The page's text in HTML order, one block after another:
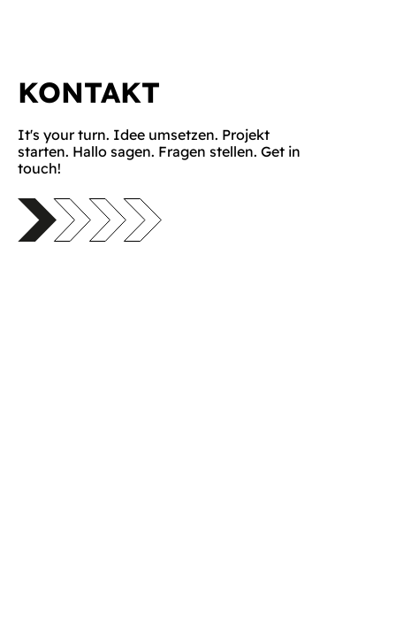
KONTAKT
It's your turn. Idee umsetzen. Projekt
starten. Hallo sagen. Fragen stellen. Get in
touch!